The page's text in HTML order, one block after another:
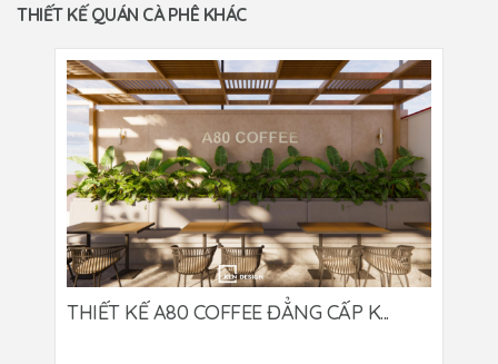
THIẾT KẾ QUÁN CÀ PHÊ KHÁC
THIẾT KẾ A80 COFFEE ĐẲNG CẤP K...